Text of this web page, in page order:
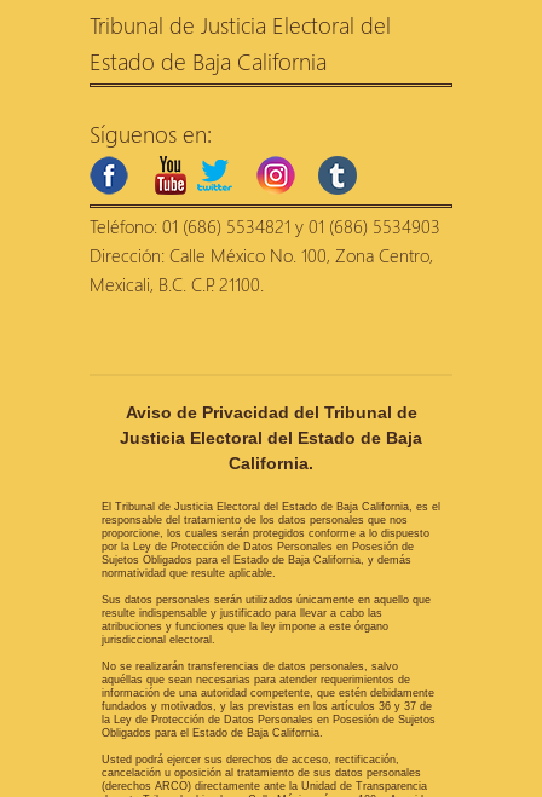
Tribunal de Justicia Electoral del
Estado de Baja California
Síguenos en:
facebookyoutubetwitter
Teléfono: 01 (686) 5534821 y 01 (686) 5534903
Dirección: Calle México No. 100, Zona Centro,
Mexicali, B.C. C.P. 21100.
Aviso de Privacidad del Tribunal de
Justicia Electoral del Estado de Baja
California.
El Tribunal de Justicia Electoral del Estado de Baja California, es el
responsable del tratamiento de los datos personales que nos
proporcione, los cuales serán protegidos conforme a lo dispuesto
por la Ley de Protección de Datos Personales en Posesión de
Sujetos Obligados para el Estado de Baja California, y demás
normatividad que resulte aplicable.
Sus datos personales serán utilizados únicamente en aquello que
resulte indispensable y justificado para llevar a cabo las
atribuciones y funciones que la ley impone a este órgano
jurisdiccional electoral.
No se realizarán transferencias de datos personales, salvo
aquéllas que sean necesarias para atender requerimientos de
información de una autoridad competente, que estén debidamente
fundados y motivados, y las previstas en los artículos 36 y 37 de
la Ley de Protección de Datos Personales en Posesión de Sujetos
Obligados para el Estado de Baja California.
Usted podrá ejercer sus derechos de acceso, rectificación,
cancelación u oposición al tratamiento de sus datos personales
(derechos ARCO) directamente ante la Unidad de Transparencia